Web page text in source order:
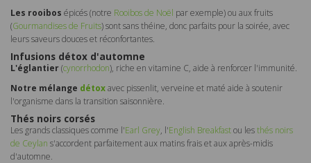
Les rooibos épicés (notre Rooibos de Noël par exemple) ou aux fruits
(Gourmandises de Fruits) sont sans théine, donc parfaits pour la soirée, avec
leurs saveurs douces et réconfortantes.
Infusions détox d'automne
L'églantier(cynorrhodon), riche en vitamine C, aide à renforcer l'immunité.
Notre mélange détoxavec pissenlit, verveine et maté aide à soutenir
l'organisme dans la transition saisonnière.
Thés noirs corsés
Les grands classiques comme l'Earl Grey, l'English Breakfastou lesthés noirs
de Ceylan s'accordent parfaitement aux matins frais et aux après-midis
d'automne.